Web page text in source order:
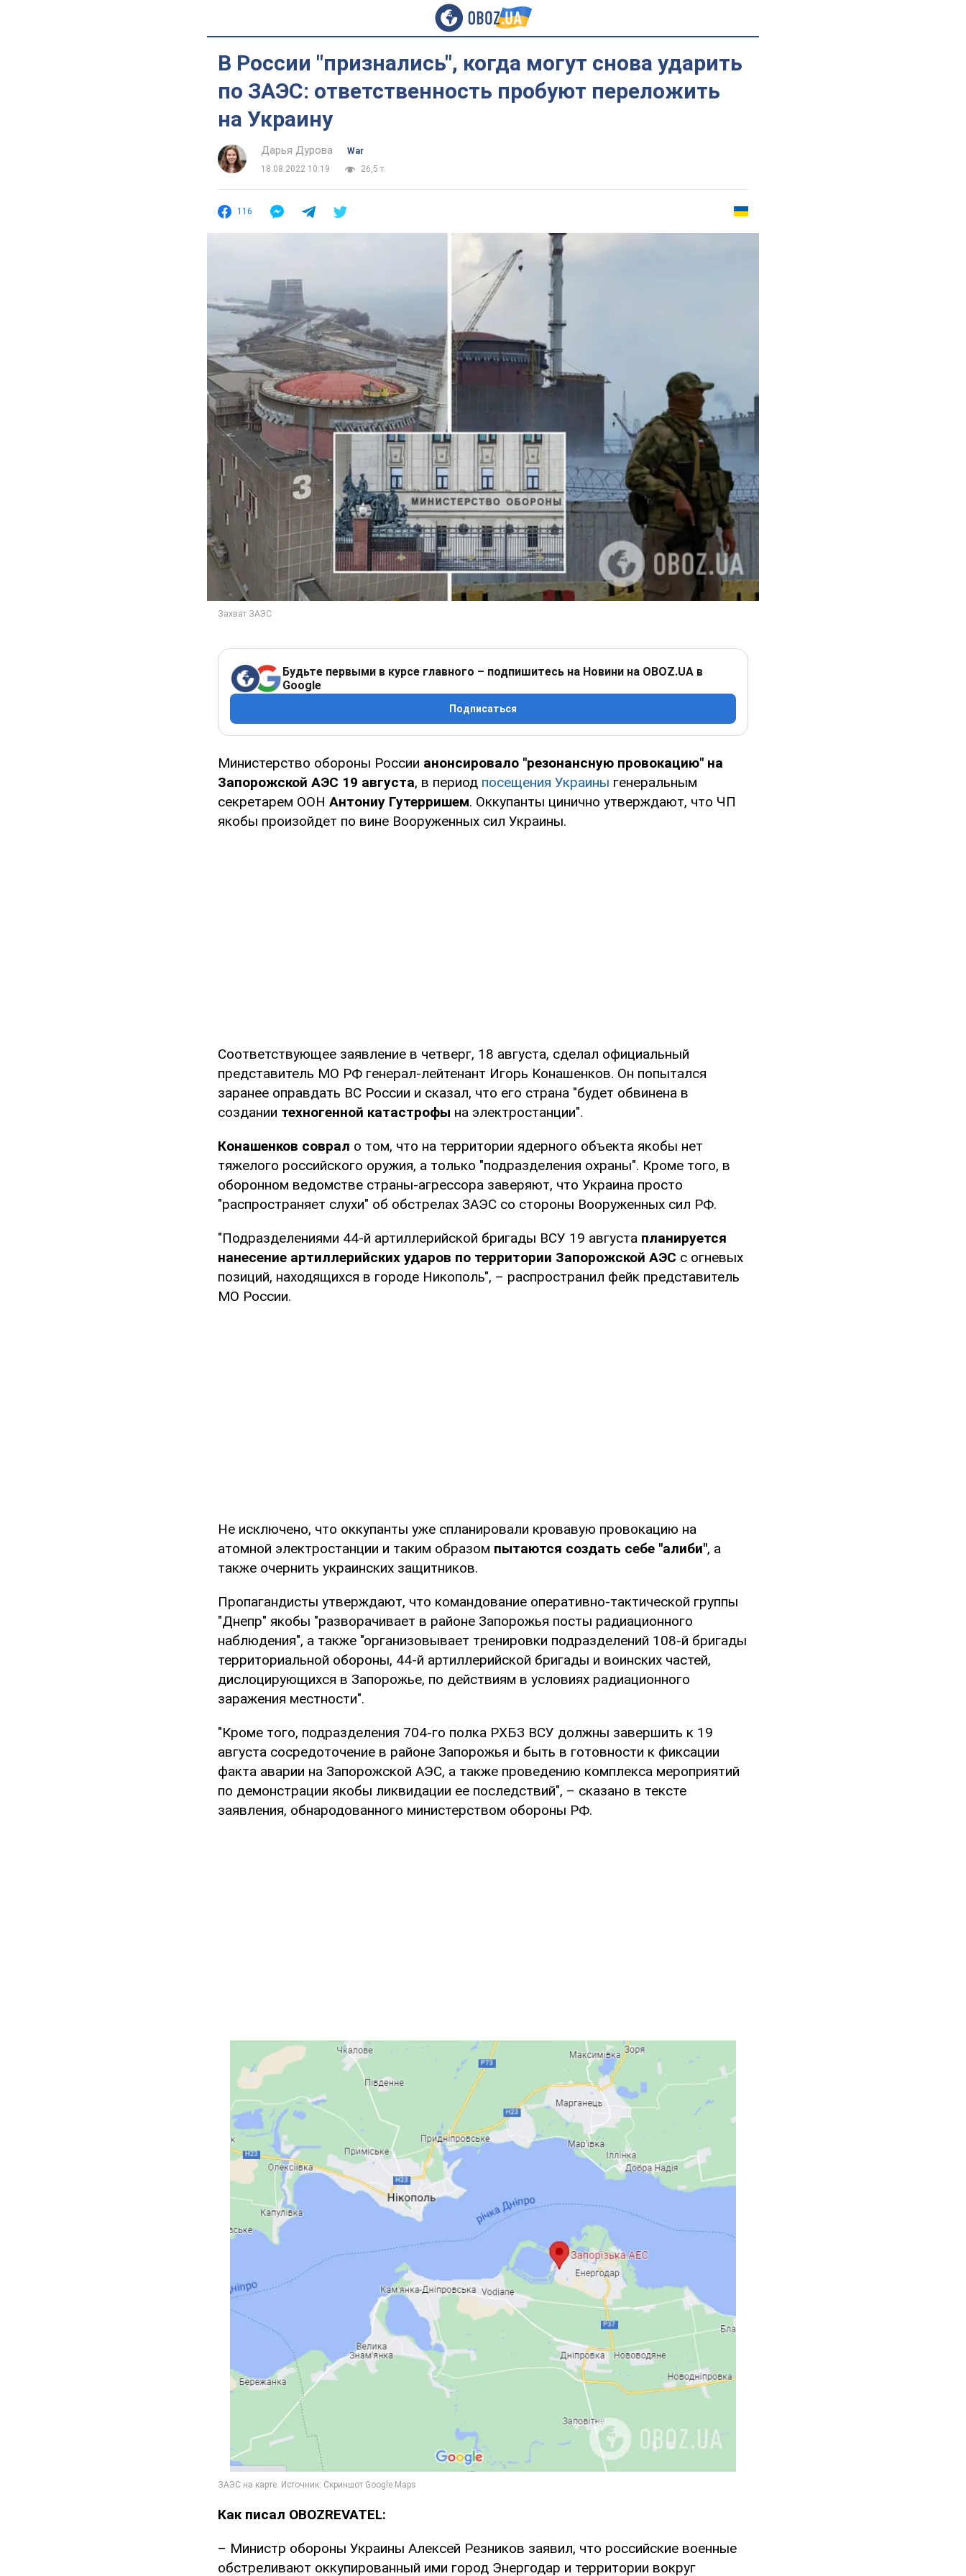
В России "признались", когда могут снова ударить
по ЗАЭС: ответственность пробуют переложить
на Украину
Дарья Дурова
War
18.08.2022 10:19
26,5 т.
116
Будьте первыми в курсе главного – подпишитесь на Новини на OBOZ.UA в
Google
Подписаться
Министерство обороны России анонсировало "резонансную провокацию" на
Запорожской АЭС 19 августа, в период посещения Украины генеральным
секретарем ООН Антониу Гутерришем. Оккупанты цинично утверждают, что ЧП
якобы произойдет по вине Вооруженных сил Украины.
Соответствующее заявление в четверг, 18 августа, сделал официальный
представитель МО РФ генерал-лейтенант Игорь Конашенков. Он попытался
заранее оправдать ВС России и сказал, что его страна "будет обвинена в
создании техногенной катастрофы на электростанции".
Конашенков соврал о том, что на территории ядерного объекта якобы нет
тяжелого российского оружия, а только "подразделения охраны". Кроме того, в
оборонном ведомстве страны-агрессора заверяют, что Украина просто
"распространяет слухи" об обстрелах ЗАЭС со стороны Вооруженных сил РФ.
"Подразделениями 44-й артиллерийской бригады ВСУ 19 августа планируется
нанесение артиллерийских ударов по территории Запорожской АЭС с огневых
позиций, находящихся в городе Никополь", – распространил фейк представитель
МО России.
Не исключено, что оккупанты уже спланировали кровавую провокацию на
атомной электростанции и таким образом пытаются создать себе "алиби", а
также очернить украинских защитников.
Пропагандисты утверждают, что командование оперативно-тактической группы
"Днепр" якобы "разворачивает в районе Запорожья посты радиационного
наблюдения", а также "организовывает тренировки подразделений 108-й бригады
территориальной обороны, 44-й артиллерийской бригады и воинских частей,
дислоцирующихся в Запорожье, по действиям в условиях радиационного
заражения местности".
"Кроме того, подразделения 704-го полка РХБЗ ВСУ должны завершить к 19
августа сосредоточение в районе Запорожья и быть в готовности к фиксации
факта аварии на Запорожской АЭС, а также проведению комплекса мероприятий
по демонстрации якобы ликвидации ее последствий", – сказано в тексте
заявления, обнародованного министерством обороны РФ.
Как писал OBOZREVATEL:
– Министр обороны Украины Алексей Резников заявил, что российские военные
обстреливают оккупированный ими город Энергодар и территории вокруг